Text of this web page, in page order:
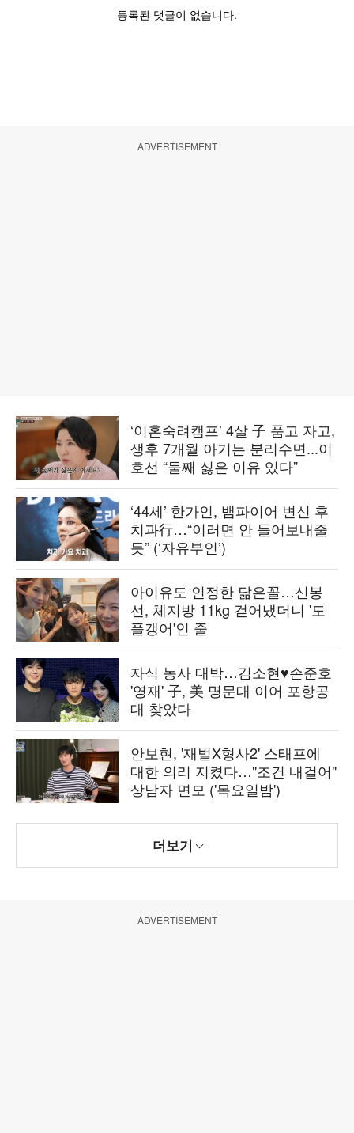
ADVERTISEMENT
‘이혼숙려캠프’ 4살 子 품고 자고,
생후 7개월 아기는 분리수면...이
호선 “둘째 싫은 이유 있다”
‘44세’ 한가인, 뱀파이어 변신 후
치과行…“이러면 안 들어보내줄
듯” (‘자유부인’)
아이유도 인정한 닮은꼴…신봉
선, 체지방 11kg 걷어냈더니 '도
플갱어'인 줄
자식 농사 대박…김소현♥손준호
'영재' 子, 美 명문대 이어 포항공
대 찾았다
안보현, '재벌X형사2' 스태프에
대한 의리 지켰다…"조건 내걸어"
상남자 면모 ('목요일밤')
더보기
ADVERTISEMENT